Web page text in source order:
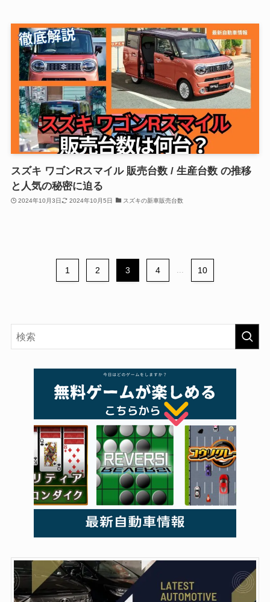
スズキ ワゴンRスマイル 販売台数 / 生産台数 の推移
と人気の秘密に迫る
2024年10月3日 2024年10月5日 スズキの新車販売台数
1 2 3 4 10